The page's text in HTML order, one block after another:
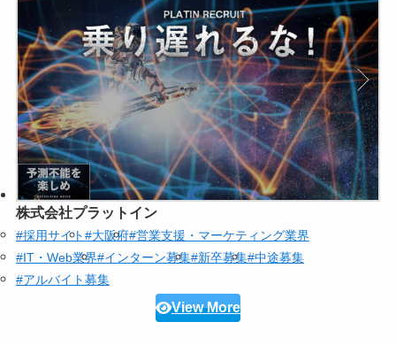
株式会社プラットイン
#採用サイト#大阪府#営業支援・マーケティング業界
#IT・Web業界#インターン募集#新卒募集#中途募集
#アルバイト募集
View More